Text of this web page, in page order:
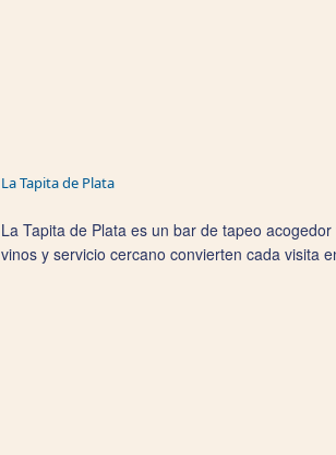
La Tapita de Plata
La Tapita de Plata es un bar de tapeo
vinos y servicio cercano convierten cada visita